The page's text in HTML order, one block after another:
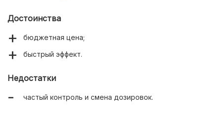
Достоинства
бюджетная цена;
быстрый эффект.
Недостатки
частый контроль и смена дозировок.